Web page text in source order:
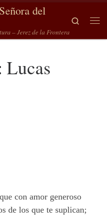
del
– Jerez de la Frontera
Search
con amor generoso
de los que te suplican;